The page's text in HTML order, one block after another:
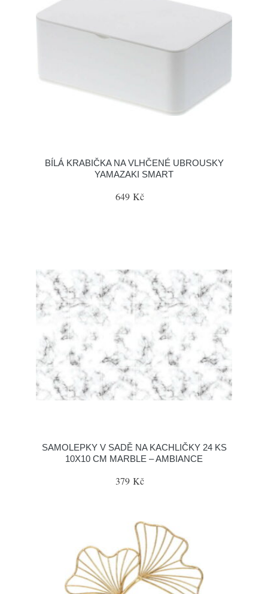
BÍLÁ KRABIČKA NA VLHČENÉ UBROUSKY
YAMAZAKI SMART
649 Kč
SAMOLEPKY V SADĚ NA KACHLIČKY 24 KS
10X10 CM MARBLE – AMBIANCE
379 Kč